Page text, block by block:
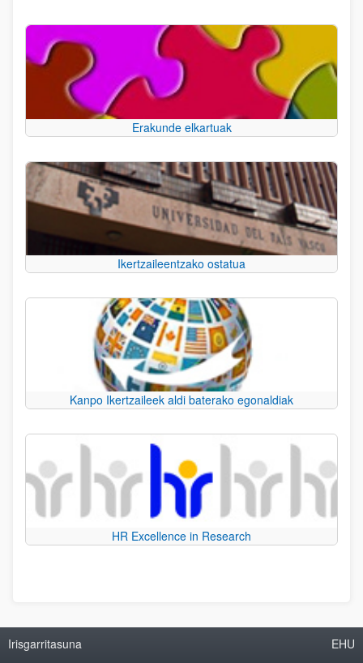
Erakunde elkartuak
Ikertzaileentzako ostatua
Kanpo Ikertzaileek aldi baterako egonaldiak
HR Excellence in Research
Irisgarritasuna EHU